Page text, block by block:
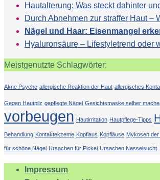
Hautalterung: Was steckt dahinter
Durch Abnehmen zur straffer Haut –
Nägel und Haar: Eisenmangel
Hyaluronsäure – Lifestyletrend oder
Meistgenutzte Schlagwörter:
Akne Psyche allergische Reaktion der Haut allergisches
Gegen Hautpilz gepflegte Nägel Gesichtsmaske selber
vorbeugen Hautirritation Hautpflege-Tipps
Behandlung Kontaktekzeme Kopflaus Kopfläuse Mykosen der
für schöne Nägel Ursachen für Pickel Ursachen Nesselsucht
Impressum